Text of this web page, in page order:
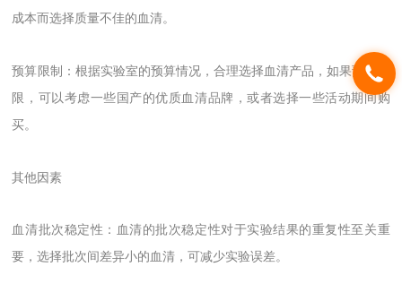
成本而选择质量不佳的血清。
预算限制：根据实验室的预算情况，合理选择血清产品，如果预算有
限，可以考虑一些国产的优质血清品牌，或者选择一些活动期间购
买。
其他因素
血清批次稳定性：血清的批次稳定性对于实验结果的重复性至关重
要，选择批次间差异小的血清，可减少实验误差。